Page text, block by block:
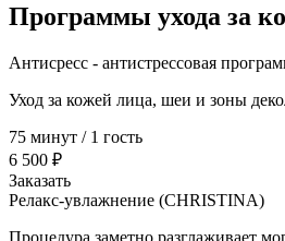
Программы ухода за
Антисресс - антистрессовая
Уход за кожей лица, шеи и зоны
75 минут / 1 гость
6 500 ₽
Заказать
Релакс-увлажнение (CHRISTINA)
Процедура заметно разглаживает